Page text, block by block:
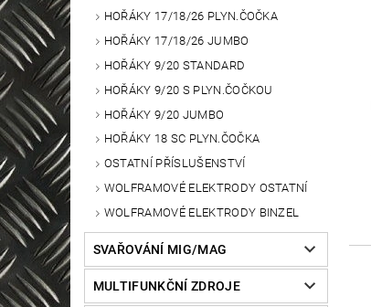
HOŘÁKY 17/18/26 PLYN.ČOČKA
HOŘÁKY 17/18/26 JUMBO
HOŘÁKY 9/20 STANDARD
HOŘÁKY 9/20 S PLYN.ČOČKOU
HOŘÁKY 9/20 JUMBO
HOŘÁKY 18 SC PLYN.ČOČKA
OSTATNÍ PŘÍSLUŠENSTVÍ
WOLFRAMOVÉ ELEKTRODY OSTATNÍ
WOLFRAMOVÉ ELEKTRODY BINZEL
SVAŘOVÁNÍ MIG/MAG
MULTIFUNKČNÍ ZDROJE